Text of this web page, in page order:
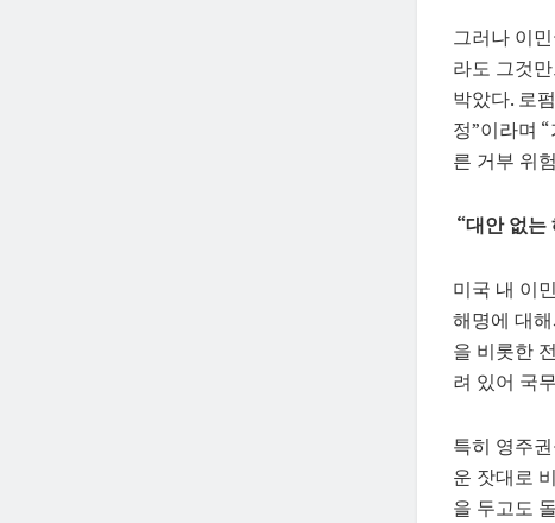
그러나 이
라도 그것
박았다. 로
정”이라며
른 거부 위
“대안 없
미국 내 이
해명에 대
을 비롯한
려 있어 국
특히 영주
운 잣대로
을 두고도